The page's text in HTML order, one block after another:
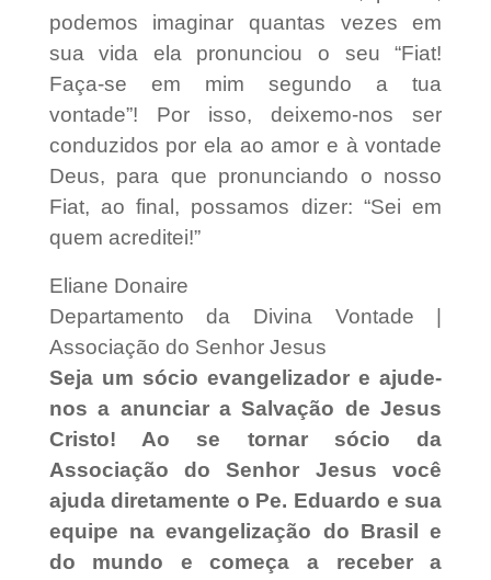
podemos imaginar quantas vezes em
sua vida ela pronunciou o seu “Fiat!
Faça-se em mim segundo a tua
vontade”! Por isso, deixemo-nos ser
conduzidos por ela ao amor e à vontade
Deus, para que pronunciando o nosso
Fiat, ao final, possamos dizer: “Sei em
quem acreditei!”
Eliane Donaire
Departamento da Divina Vontade |
Associação do Senhor Jesus
Seja um sócio evangelizador e ajude-
nos a anunciar a Salvação de Jesus
Cristo! Ao se tornar sócio da
Associação do Senhor Jesus você
ajuda diretamente o Pe. Eduardo e sua
equipe na evangelização do Brasil e
do mundo e começa a receber a